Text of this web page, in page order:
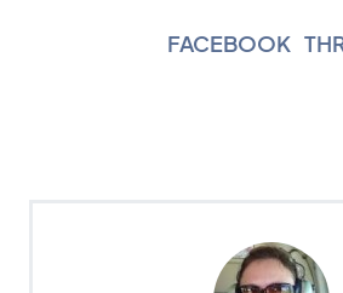
FACEBOOK